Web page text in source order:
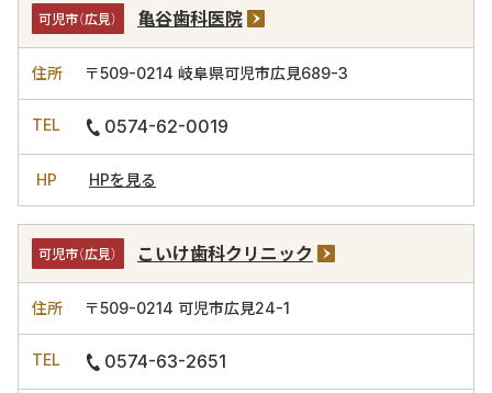
可児市（広見） 亀谷歯科医院
〒509-0214 岐阜県可児市広見689-3
0574-62-0019
HPを見る
可児市（広見） こいけ歯科クリニック
〒509-0214 可児市広見24-1
0574-63-2651